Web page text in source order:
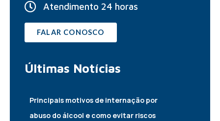
Atendimento 24 horas
FALAR CONOSCO
Últimas Notícias
Principais motivos de internação por
abuso do álcool e como evitar riscos